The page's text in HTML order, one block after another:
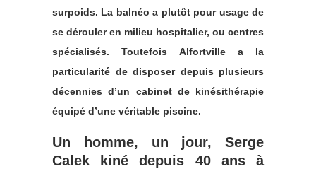
surpoids. La balnéo a plutôt pour usage de
se dérouler en milieu hospitalier, ou centres
spécialisés. Toutefois Alfortville a la
particularité de disposer depuis plusieurs
décennies d’un cabinet de kinésithérapie
équipé d’une véritable piscine.
Un homme, un jour, Serge
Calek kiné depuis 40 ans à